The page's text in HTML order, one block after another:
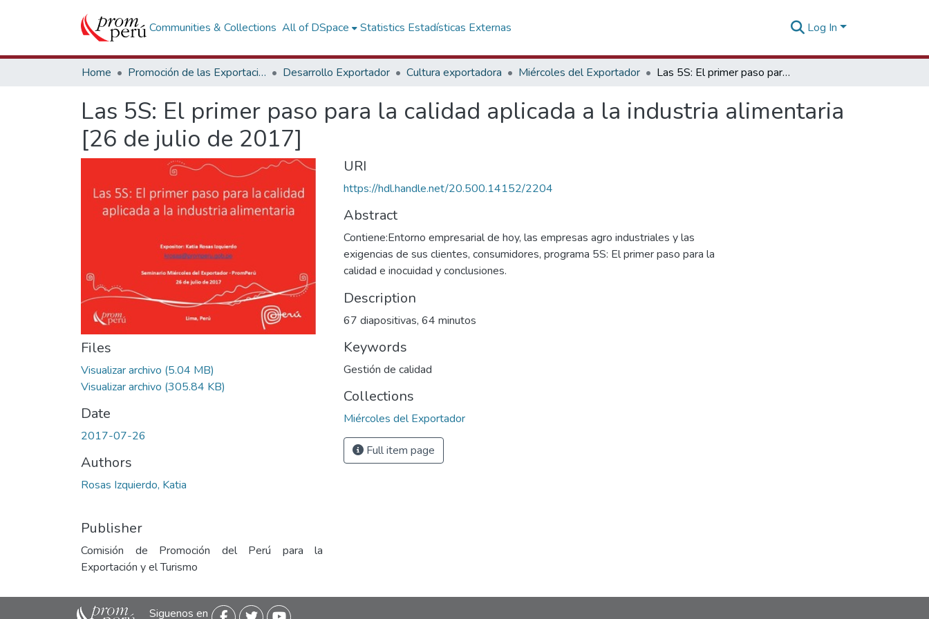
Communities & Collections All of DSpace Statistics Estadísticas Externas Log In
Home Promoción de las Exportaciones Desarrollo Exportador Cultura exportadora Miércoles del Exportador Las 5S: El primer paso para la calidad aplicada a la industria alimentaria [26 de julio de 2017]
Las 5S: El primer paso para la calidad aplicada a la industria alimentaria
[26 de julio de 2017]
Files
Visualizar archivo (5.04 MB)
Visualizar archivo (305.84 KB)
Date
2017-07-26
Authors
Rosas Izquierdo, Katia
Publisher
Comisión de Promoción del Perú para la
Exportación y el Turismo
URI
https://hdl.handle.net/20.500.14152/2204
Abstract
Contiene:Entorno empresarial de hoy, las empresas agro industriales y las
exigencias de sus clientes, consumidores, programa 5S: El primer paso para la
calidad e inocuidad y conclusiones.
Description
67 diapositivas, 64 minutos
Keywords
Gestión de calidad
Collections
Miércoles del Exportador
Full item page
Siguenos en